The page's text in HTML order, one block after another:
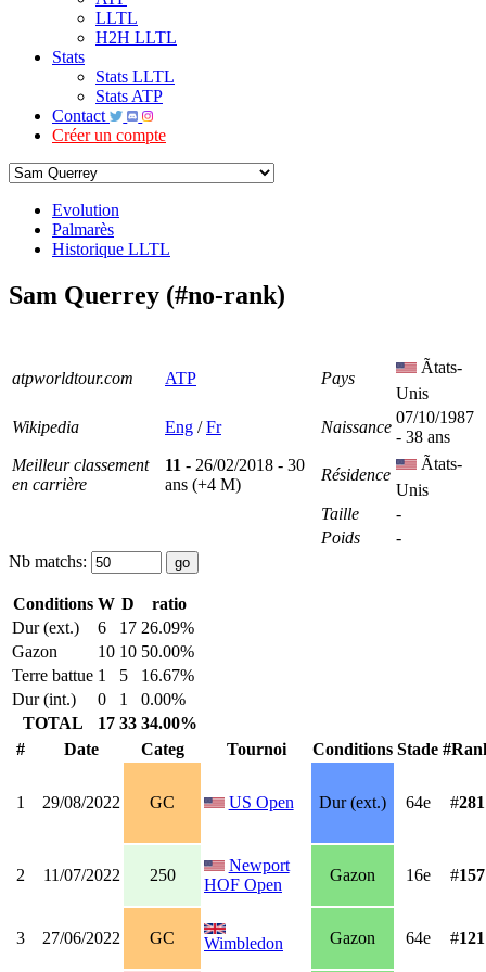
LLTL
H2H LLTL
Stats
Stats LLTL
Stats ATP
Contact
Créer un compte
Evolution
Palmarès
Historique LLTL
Sam Querrey (#no-rank)
atpworldtour.com ATP Pays
Ãtats-
Unis
Wikipedia
Eng /Fr Naissance
07/10/1987
- 38 ans
Meilleur classement
en carrière
11 - 26/02/2018 - 30
ans (+4 M)
Résidence
Ãtats-
Unis
Taille
-
Poids
-
Nb matchs:
Conditions W D
ratio
Dur (ext.)
6 17 26.09%
Gazon
10 10 50.00%
Terre battue 1 5
16.67%
Dur (int.)
0 1
0.00%
TOTAL
17 33 34.00%
#
Date Categ Tournoi Conditions Stade
1 29/08/2022 GC US Open Dur (ext.) 64e #281
2 11/07/2022 250
Newport
HOF Open
Gazon 16e #157
3 27/06/2022 GC Wimbledon Gazon 64e #121